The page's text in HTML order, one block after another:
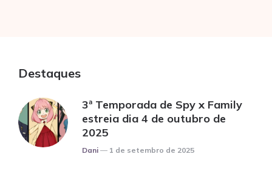
Destaques
3ª Temporada de Spy x Family
estreia dia 4 de outubro de
2025
Posted
Dani 1 de setembro de 2025